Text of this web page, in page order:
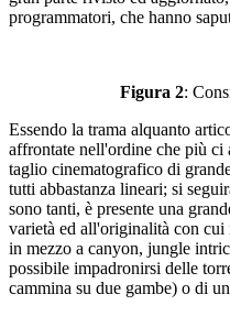
programmatori, che hanno
Figura 2:
Essendo la trama alquanto
affrontate nell'ordine che più ci
taglio cinematografico di
tutti abbastanza lineari; si
sono tanti, è presente una
varietà ed all'originalità con cui
in mezzo a canyon, jungle
possibile impadronirsi delle
cammina su due gambe) o di